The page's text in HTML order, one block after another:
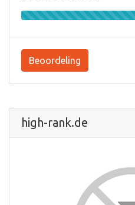
Beoordeling
high-rank.de